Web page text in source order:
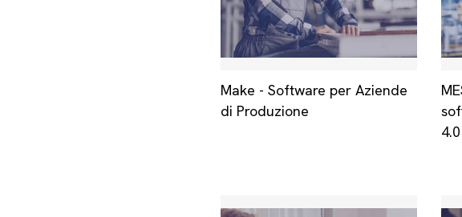
Make - Software per Aziende
di Produzione
4.0